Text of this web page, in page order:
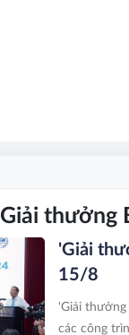
thưởng
'Giải
15/8
'Giải
các công